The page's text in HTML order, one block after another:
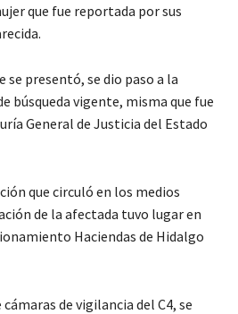
que fue reportada por sus
se presentó, se dio paso a la
búsqueda vigente, misma que fue
General de Justicia del Estado
que circuló en los medios
de la afectada tuvo lugar en
Haciendas de Hidalgo
de vigilancia del C4, se